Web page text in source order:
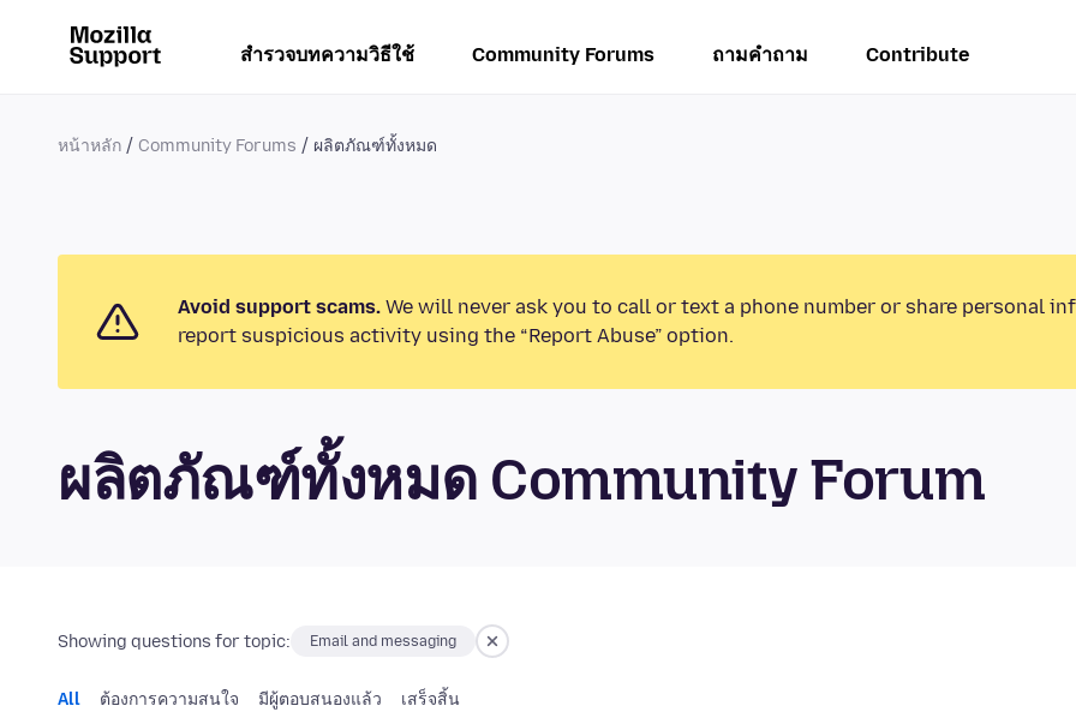
สำรวจบทความวิธีใช้ Community Forums ถามคำถาม Contribute
หน้าหลัก Community Forums ผลิตภัณฑ์ทั้งหมด
Avoid support scams. We will never ask you to call or text a phone number or share personal
report suspicious activity using the “Report Abuse” option.
ผลิตภัณฑ์ทั้งหมด Community Forum
Showing questions for topic: Email and messaging
All ต้องการความสนใจ มีผู้ตอบสนองแล้ว เสร็จสิ้น